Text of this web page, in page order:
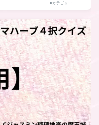
■カテゴリー